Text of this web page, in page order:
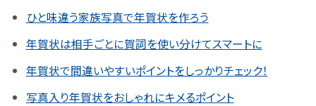
ひと味違う家族写真で年賀状を作ろう
年賀状は相手ごとに賀詞を使い分けてスマートに
年賀状で間違いやすいポイントをしっかりチェック！
写真入り年賀状をおしゃれにキメるポイント